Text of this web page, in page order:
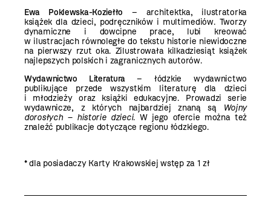
Ewa Poklewska-Koziełło – architektka, ilustratorka
książek dla dzieci, podręczników i multimediów. Tworzy
dynamiczne i dowcipne prace, lubi kreować
w ilustracjach równoległe do tekstu historie niewidoczne
na pierwszy rzut oka. Zilustrowała kilkadziesiąt książek
najlepszych polskich i zagranicznych autorów.
Wydawnictwo Literatura– łódzkie wydawnictwo
publikujące przede wszystkim literaturę dla dzieci
i młodzieży oraz książki edukacyjne. Prowadzi serie
wydawnicze, z których najbardziej znaną są Wojny
dorosłych – historie dzieci. W jego ofercie można też
znaleźć publikacje dotyczące regionu łódzkiego.
*dla posiadaczy Karty Krakowskiej wstęp za 1 zł